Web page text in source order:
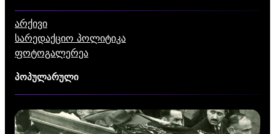
არქივი
სარედაქციო პოლიტიკა
ფოტოგალერეა
პოპულარული